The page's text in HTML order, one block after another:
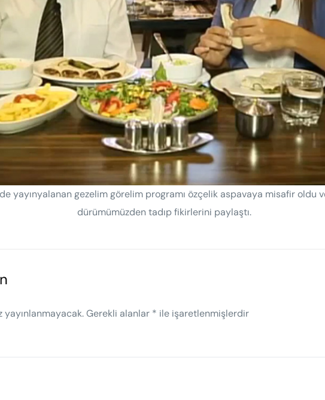
yayınyalanan gezelim görelim programı özçelik aspavaya misafir oldu
dürümümüzden tadıp fikirlerini paylaştı.
Gerekli alanlar * ile işaretlenmişlerdir